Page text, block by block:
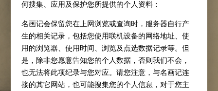
何搜集、应用及保护您所提供的个人资料：
名画记会保留您在上网浏览或查询时，服务器自行产
生的相关记录，包括您使用联机设备的网络地址、使
用的浏览器、使用时间、浏览及点选数据记录等。但
是，除非您愿意告知您的个人数据，否则我们不会，
也无法将此项纪录与您对应。请您注意，与名画记连
接的其它网站，也可能搜集您的个人信息，对于您主